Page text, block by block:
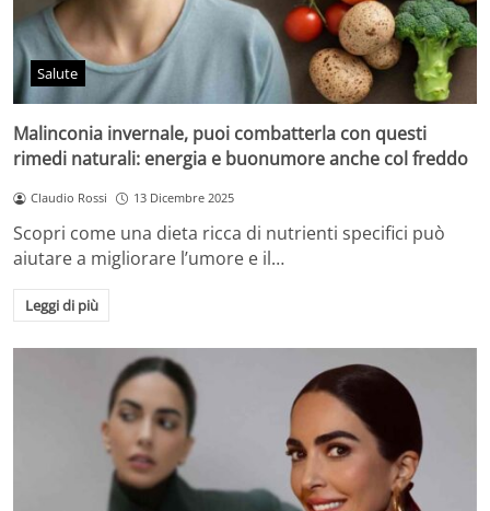
Salute
Malinconia invernale, puoi combatterla con questi
rimedi naturali: energia e buonumore anche col freddo
Claudio Rossi 13 Dicembre 2025
Scopri come una dieta ricca di nutrienti specifici può
aiutare a migliorare l’umore e il…
Leggi di più